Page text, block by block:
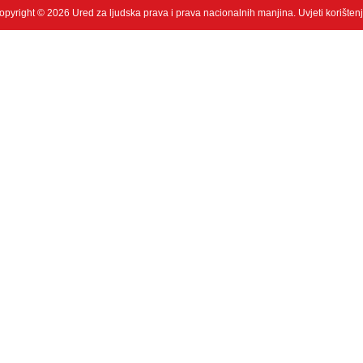
© 2026 Ured za ljudska prava i prava nacionalnih manjina. Uvjeti